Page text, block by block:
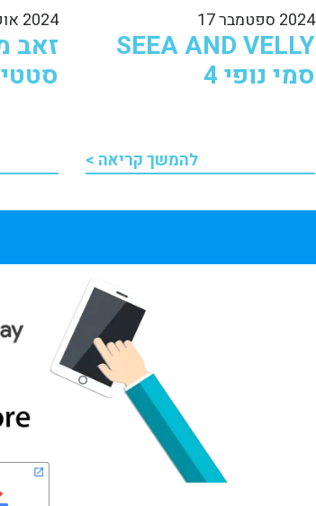
2024 ספטמבר 17
SEEA AND VELLY
סמי נופי 4
להמשך קריאה >
2024 אוקטובר 31
סטטי